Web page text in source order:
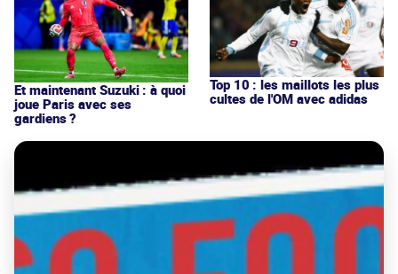
Et maintenant Suzuki : à quoi
joue Paris avec ses
gardiens ?
Top 10 : les maillots les plus
cultes de l'OM avec adidas